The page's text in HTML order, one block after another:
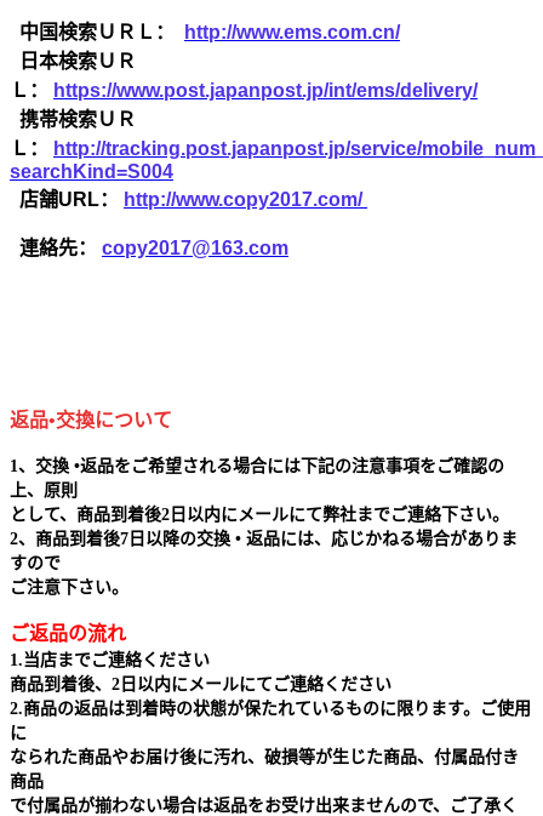
中国検索ＵＲＬ：
http://www.ems.com.cn/
日本検索ＵＲ
Ｌ：
https://www.post.japanpost.jp/int/ems/delivery/
携帯検索ＵＲ
Ｌ：
http://tracking.post.japanpost.jp/service/
searchKind=S004
店舗URL：
http://www.copy2017.com/
連絡先： copy2017@163.com
返品•交換について
1、交換 •返品をご希望される場合には下記の注意事項をご確認の
上、原則
として、商品到着後2日以内にメールにて弊社までご連絡下さい。
2、商品到着後7日以降の交換 • 返品には、応じかねる場合がありま
すので
ご注意下さい。
ご返品の流れ
1.当店までご連絡ください
商品到着後、2日以内にメールにてご連絡ください
2.商品の返品は到着時の状態が保たれているものに限ります。ご使用
に
なられた商品やお届け後に汚れ、破損等が生じた商品、付属品付き
商品
で付属品が揃わない場合は返品をお受け出来ませんので、ご了承く